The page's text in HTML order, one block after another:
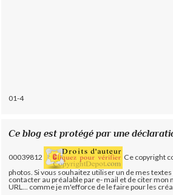
01-4
Ce blog est protégé par une
00039812
Ce copyright
photos. Si vous souhaitez utiliser un de mes
contacter au préalable par e- mail et de citer mon
URL... comme je m'efforce de le faire pour les